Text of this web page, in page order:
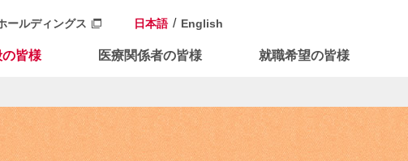
ールディングス 日本語 English
皆様 医療関係者の皆様 就職希望の皆様